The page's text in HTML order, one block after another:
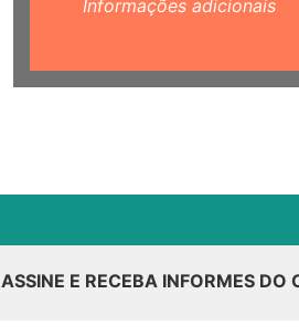
Informações adicionais
ASSINE E RECEBA INFORMES DO